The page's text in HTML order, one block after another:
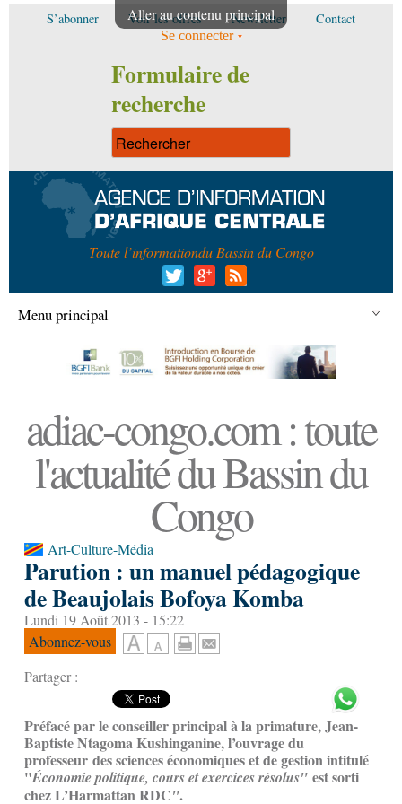
Aller au contenu principal
S’abonner Voir les offres Newsletter Contact
Se connecter
Formulaire de
recherche
Toute l’informationdu Bassin du Congo
Menu principal
adiac-congo.com : toute
l'actualité du Bassin du
Congo
Art-Culture-Média
Parution : un manuel pédagogique
de Beaujolais Bofoya Komba
Lundi 19 Août 2013 - 15:22
Abonnez-vous
Partager :
Préfacé par le conseiller principal à la primature, Jean-
Baptiste Ntagoma Kushinganine, l’ouvrage du
professeur des sciences économiques et de gestion intitulé
"Économie politique, cours et exercices résolus" est sorti
chez L’Harmattan RDC".